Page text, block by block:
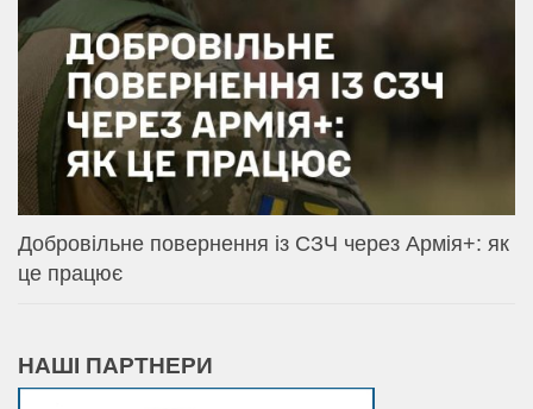
Добровільне повернення із СЗЧ через Армія+: як
це працює
НАШІ ПАРТНЕРИ